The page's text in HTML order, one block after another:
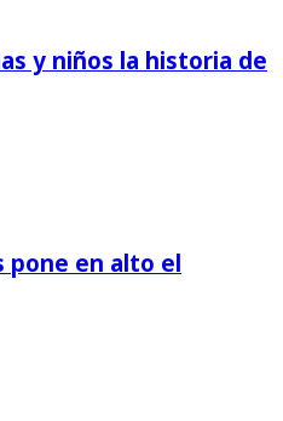
y niños la historia de
pone en alto el